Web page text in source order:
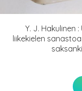
Y. J. Hakulinen
liikekielen